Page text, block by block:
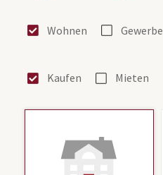
Wohnen Gewerbe
Kaufen Mieten